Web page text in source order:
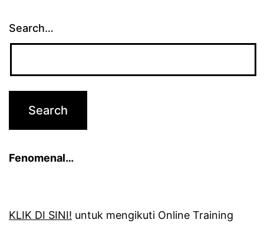
Search…
Fenomenal…
KLIK DI SINI! untuk mengikuti Online Training